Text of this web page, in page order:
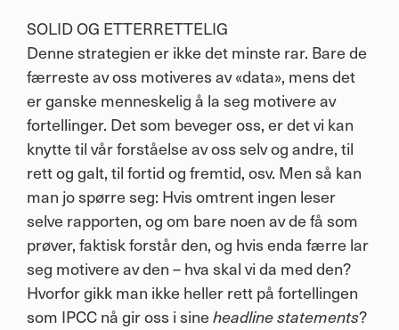
SOLIDOG ETTERRETTELIG
Denne strategien er ikke det minste rar. Bare de
færreste av oss motiveres av «data», mens det
er ganske menneskelig å la seg motivere av
fortellinger. Det som beveger oss, er det vi kan
knytte til vår forståelse av oss selv og andre, til
rett og galt, til fortid og fremtid, osv. Men så kan
man jo spørre seg: Hvis omtrent ingen leser
selve rapporten, og om bare noen av de få som
prøver, faktisk forstår den, og hvis enda færre lar
seg motivere av den – hva skal vi da med den?
Hvorfor gikk man ikke heller rett på fortellingen
som IPCCnå gir oss i sine headline statements?